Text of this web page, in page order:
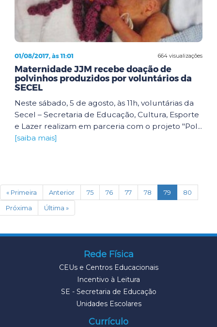
664 visualizações
01/08/2017, às 11:01
Maternidade JJM recebe doação de
polvinhos produzidos por voluntários da
SECEL
Neste sábado, 5 de agosto, às 11h, voluntárias da
Secel – Secretaria de Educação, Cultura, Esporte
e Lazer realizam em parceria com o projeto "Pol...
[saiba mais]
« Primeira Anterior 75 76 77 78 79 (current)
80
Próxima
Última »
Rede Física
CEUs e Centros Educacionais
Incentivo à Leitura
SE - Secretaria de Educação
Unidades Escolares
Currículo